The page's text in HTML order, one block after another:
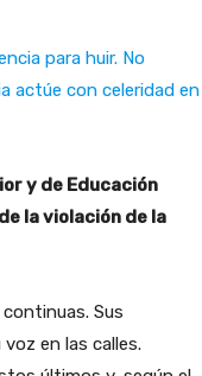
para huir. No
actúe con celeridad en
y de Educación
la violación de la
Sus
en las calles.